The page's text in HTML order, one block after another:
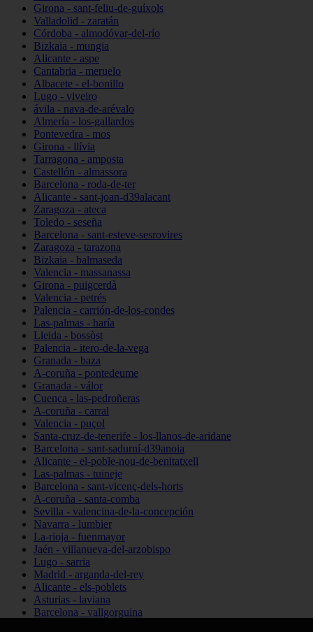
Girona - sant-feliu-de-guíxols
Valladolid - zaratán
Córdoba - almodóvar-del-río
Bizkaia - mungia
Alicante - aspe
Cantabria - meruelo
Albacete - el-bonillo
Lugo - viveiro
ávila - nava-de-arévalo
Almería - los-gallardos
Pontevedra - mos
Girona - llívia
Tarragona - amposta
Castellón - almassora
Barcelona - roda-de-ter
Alicante - sant-joan-d39alacant
Zaragoza - ateca
Toledo - seseña
Barcelona - sant-esteve-sesrovires
Zaragoza - tarazona
Bizkaia - balmaseda
Valencia - massanassa
Girona - puigcerdà
Valencia - petrés
Palencia - carrión-de-los-condes
Las-palmas - haría
Lleida - bossòst
Palencia - itero-de-la-vega
Granada - baza
A-coruña - pontedeume
Granada - válor
Cuenca - las-pedroñeras
A-coruña - carral
Valencia - puçol
Santa-cruz-de-tenerife - los-llanos-de-aridane
Barcelona - sant-sadurní-d39anoia
Alicante - el-poble-nou-de-benitatxell
Las-palmas - tuineje
Barcelona - sant-vicenç-dels-horts
A-coruña - santa-comba
Sevilla - valencina-de-la-concepción
Navarra - lumbier
La-rioja - fuenmayor
Jaén - villanueva-del-arzobispo
Lugo - sarria
Madrid - arganda-del-rey
Alicante - els-poblets
Asturias - laviana
Barcelona - vallgorguina